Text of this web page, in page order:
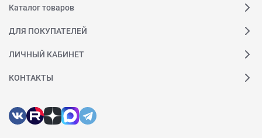
Каталог товаров
ДЛЯ ПОКУПАТЕЛЕЙ
ЛИЧНЫЙ КАБИНЕТ
КОНТАКТЫ